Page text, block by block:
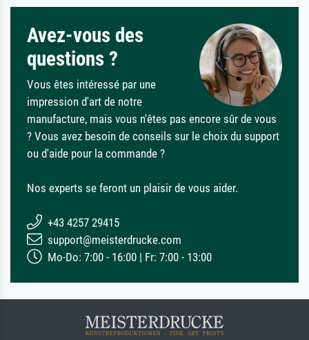
Avez-vous des
questions ?
Vous êtes intéressé par une
impression d'art de notre
manufacture, mais vous n'êtes pas encore sûr de vous
? Vous avez besoin de conseils sur le choix du support
ou d'aide pour la commande ?
Nos experts se feront un plaisir de vous aider.
+43 4257 29415
support@meisterdrucke.com
Mo-Do: 7:00 - 16:00 | Fr: 7:00 - 13:00